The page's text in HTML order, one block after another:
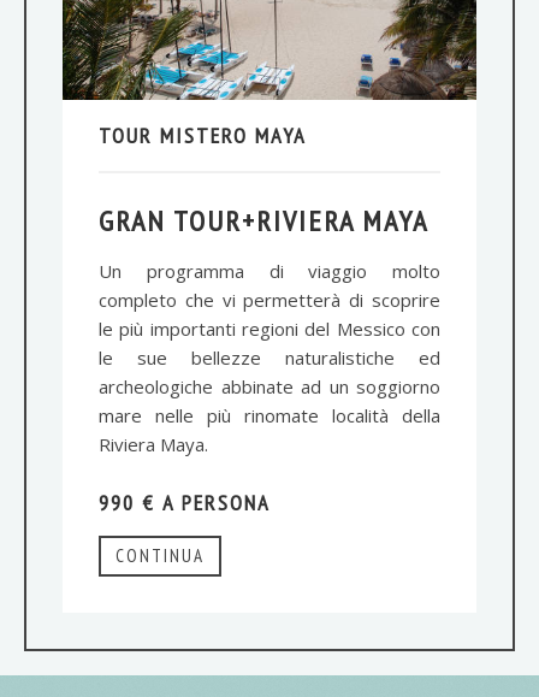
TOUR MISTERO MAYA
GRAN TOUR+RIVIERA MAYA
Un programma di viaggio molto
completo che vi permetterà di scoprire
le più importanti regioni del Messico con
le sue bellezze naturalistiche ed
archeologiche abbinate ad un soggiorno
mare nelle più rinomate località della
Riviera Maya.
990 € A PERSONA
CONTINUA